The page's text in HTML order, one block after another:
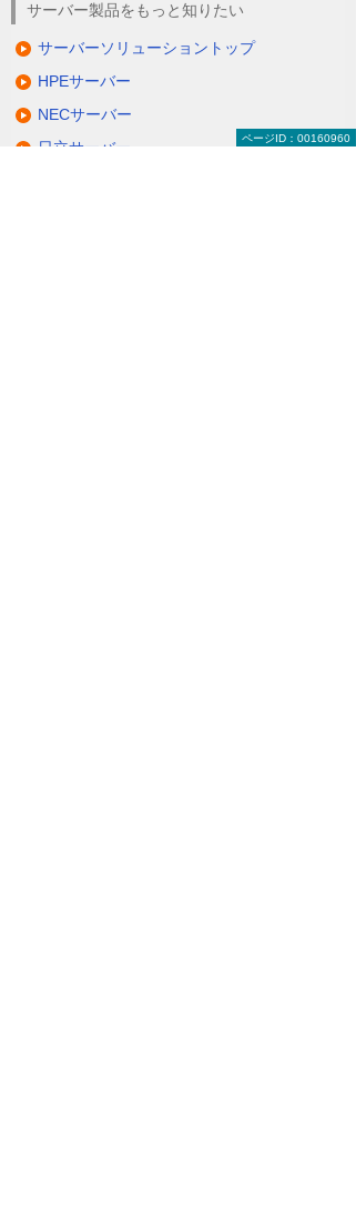
サーバー製品をもっと知りたい
サーバーソリューショントップ
HPEサーバー
NECサーバー
日立サーバー
ページID：00160960